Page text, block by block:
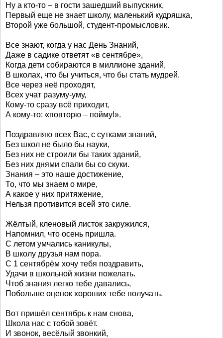
Ну а кто-то – в гости зашедший выпускник,
Первый еще не знает школу, маленький кудряшка,
Второй уже большой, студент-промысловик.
Все знают, когда у нас День Знаний,
Даже в садике ответят «в сентябре»,
Когда дети собираются в миллионе зданий,
В школах, что бы учиться, что бы стать мудрей.
Все через неё проходят,
Всех учат разуму-уму,
Кому-то сразу всё приходит,
А кому-то: «повторю – пойму!».
Поздравляю всех Вас, с сутками знаний,
Без школ не было бы науки,
Без них не строили бы таких зданий,
Без них днями спали бы со скуки.
Знания – это наше достижение,
То, что мы знаем о мире,
А какое у них притяжение,
Нельзя противится всей это силе.
Жёлтый, кленовый листок закружился,
Напомнил, что осень пришла.
С летом умчались каникулы,
В школу друзья нам пора.
С 1 сентябрём хочу тебя поздравить,
Удачи в школьной жизни пожелать.
Чтоб знания легко тебе давались,
Побольше оценок хороших тебе получать.
Вот пришёл сентябрь к нам снова,
Школа нас с тобой зовёт.
И звонок, весёлый звонкий,